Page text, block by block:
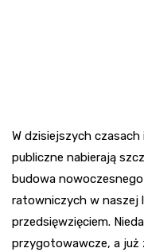
W dzisiejszych
publiczne nabierają
budowa
ratowniczych w naszej
przedsięwzięciem.
przygotowawcze, a już